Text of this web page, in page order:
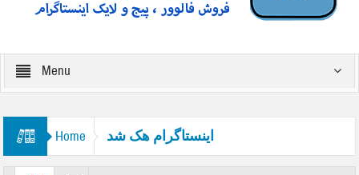
Menu
Home اینستاگرام هک شد